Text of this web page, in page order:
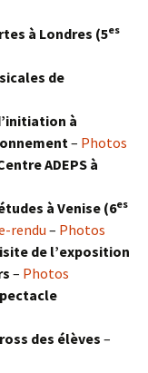
à Londres (5es
de
à
– Photos
ADEPS à
à Venise (6es
rendu – Photos
de l’exposition
– Photos
des élèves–